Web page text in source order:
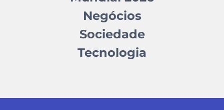
Negócios
Sociedade
Tecnologia